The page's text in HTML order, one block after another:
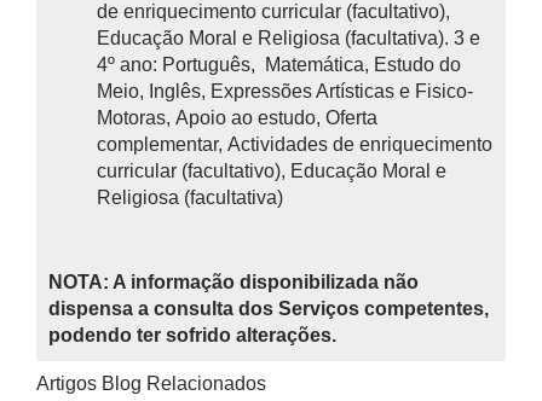
de enriquecimento curricular (facultativo),
Educação Moral e Religiosa (facultativa). 3 e
4º ano: Português, Matemática, Estudo do
Meio, Inglês, Expressões Artísticas e Fisico-
Motoras, Apoio ao estudo, Oferta
complementar, Actividades de enriquecimento
curricular (facultativo), Educação Moral e
Religiosa (facultativa)
NOTA: A informação disponibilizada não
dispensa a consulta dos Serviços competentes,
podendo ter sofrido alterações.
Artigos Blog Relacionados